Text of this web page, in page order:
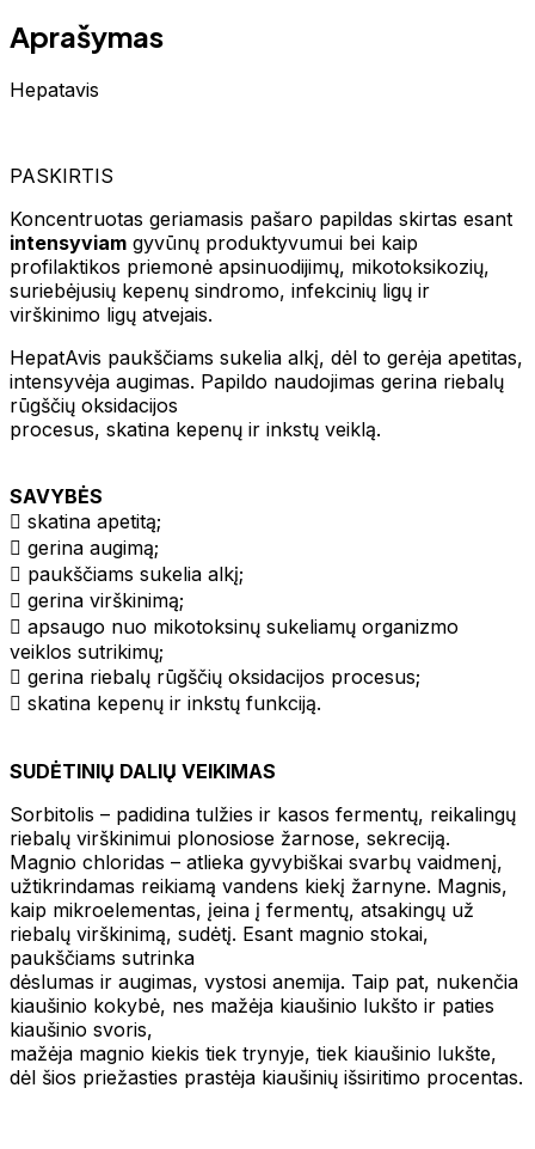
Aprašymas
Hepatavis
PASKIRTIS
Koncentruotas geriamasis pašaro papildas skirtas esant
intensyviam gyvūnų produktyvumui bei kaip
profilaktikos priemonė apsinuodijimų, mikotoksikozių,
suriebėjusių kepenų sindromo, infekcinių ligų ir
virškinimo ligų atvejais.
HepatAvis paukščiams sukelia alkį, dėl to gerėja apetitas,
intensyvėja augimas. Papildo naudojimas gerina riebalų
rūgščių oksidacijos
procesus, skatina kepenų ir inkstų veiklą.
SAVYBĖS
 skatina apetitą;
 gerina augimą;
 paukščiams sukelia alkį;
 gerina virškinimą;
 apsaugo nuo mikotoksinų sukeliamų organizmo
veiklos sutrikimų;
 gerina riebalų rūgščių oksidacijos procesus;
 skatina kepenų ir inkstų funkciją.
SUDĖTINIŲ DALIŲ VEIKIMAS
Sorbitolis – padidina tulžies ir kasos fermentų, reikalingų
riebalų virškinimui plonosiose žarnose, sekreciją.
Magnio chloridas – atlieka gyvybiškai svarbų vaidmenį,
užtikrindamas reikiamą vandens kiekį žarnyne. Magnis,
kaip mikroelementas, įeina į fermentų, atsakingų už
riebalų virškinimą, sudėtį. Esant magnio stokai,
paukščiams sutrinka
dėslumas ir augimas, vystosi anemija. Taip pat, nukenčia
kiaušinio kokybė, nes mažėja kiaušinio lukšto ir paties
kiaušinio svoris,
mažėja magnio kiekis tiek trynyje, tiek kiaušinio lukšte,
dėl šios priežasties prastėja kiaušinių išsiritimo procentas.